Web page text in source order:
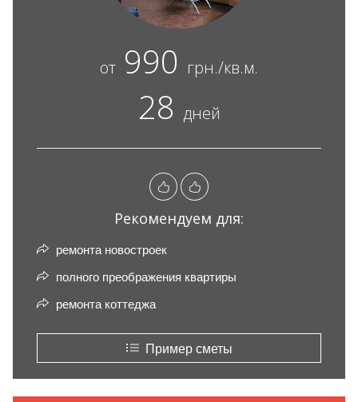
от 990 грн./кв.м.
28 дней
Рекомендуем для:
ремонта новостроек
полного преображения квартиры
ремонта коттеджа
Пример сметы